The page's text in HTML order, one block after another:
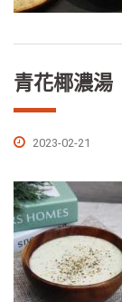
青花椰濃湯
2023-02-21